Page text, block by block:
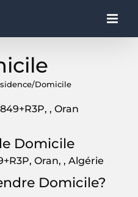
/Domicile
, Oran
Domicile
Oran, , Algérie
Domicile?